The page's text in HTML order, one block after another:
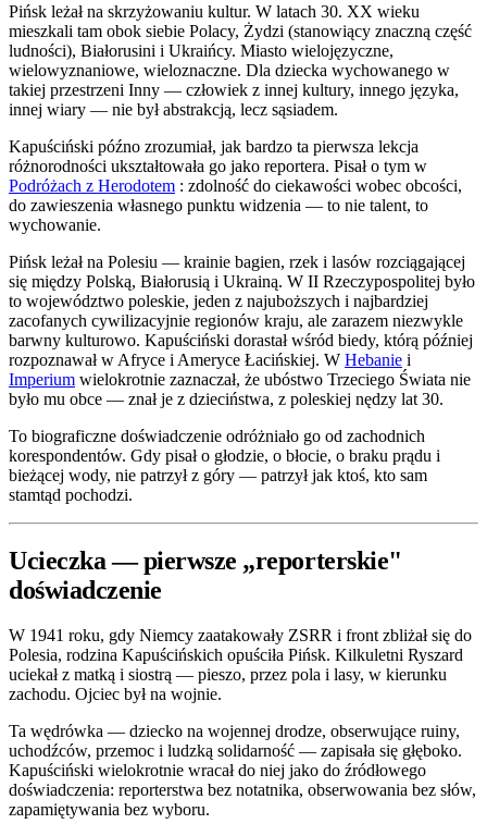
Pińsk leżał na skrzyżowaniu kultur. W latach 30. XX wieku
mieszkali tam obok siebie Polacy, Żydzi (stanowiący znaczną część
ludności), Białorusini i Ukraińcy. Miasto wielojęzyczne,
wielowyznaniowe, wieloznaczne. Dla dziecka wychowanego w
takiej przestrzeni Inny — człowiek z innej kultury, innego języka,
innej wiary — nie był abstrakcją, lecz sąsiadem.
Kapuściński późno zrozumiał, jak bardzo ta pierwsza lekcja
różnorodności ukształtowała go jako reportera. Pisał o tym w
Podróżach z Herodotem : zdolność do ciekawości wobec obcości,
do zawieszenia własnego punktu widzenia — to nie talent, to
wychowanie.
Pińsk leżał na Polesiu — krainie bagien, rzek i lasów rozciągającej
się między Polską, Białorusią i Ukrainą. W II Rzeczypospolitej było
to województwo poleskie, jeden z najuboższych i najbardziej
zacofanych cywilizacyjnie regionów kraju, ale zarazem niezwykle
barwny kulturowo. Kapuściński dorastał wśród biedy, którą później
rozpoznawał w Afryce i Ameryce Łacińskiej. W Hebanie i
Imperium wielokrotnie zaznaczał, że ubóstwo Trzeciego Świata nie
było mu obce — znał je z dzieciństwa, z poleskiej nędzy lat 30.
To biograficzne doświadczenie odróżniało go od zachodnich
korespondentów. Gdy pisał o głodzie, o błocie, o braku prądu i
bieżącej wody, nie patrzył z góry — patrzył jak ktoś, kto sam
stamtąd pochodzi.
Ucieczka — pierwsze „reporterskie"
doświadczenie
W 1941 roku, gdy Niemcy zaatakowały ZSRR i front zbliżał się do
Polesia, rodzina Kapuścińskich opuściła Pińsk. Kilkuletni Ryszard
uciekał z matką i siostrą — pieszo, przez pola i lasy, w kierunku
zachodu. Ojciec był na wojnie.
Ta wędrówka — dziecko na wojennej drodze, obserwujące ruiny,
uchodźców, przemoc i ludzką solidarność — zapisała się głęboko.
Kapuściński wielokrotnie wracał do niej jako do źródłowego
doświadczenia: reporterstwa bez notatnika, obserwowania bez słów,
zapamiętywania bez wyboru.